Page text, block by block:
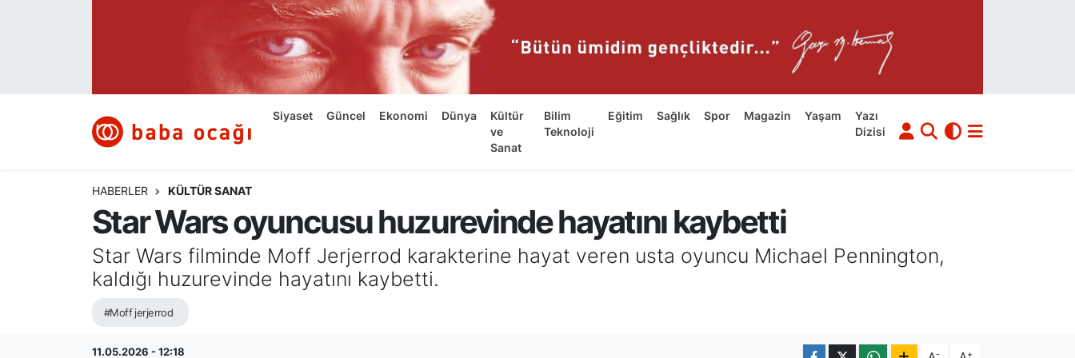
Siyaset Güncel Ekonomi Dünya
Kültür
ve
Sanat
Bilim
Teknoloji
Eğitim Sağlık Spor Magazin Yaşam
Yazı
Dizisi
HABERLER KÜLTÜR SANAT
Star Wars oyuncusu huzurevinde hayatını kaybetti
Star Wars filminde Moff Jerjerrod karakterine hayat veren usta oyuncu Michael Pennington,
kaldığı huzurevinde hayatını kaybetti.
#Moff jerjerrod
11.05.2026 - 12:18 - +
Ekonomi
Kültür ve Sanat
Bilim ve Teknoloji
Yazı Dizisi
Namaz Vakitleri
Trafik Durumu
Süper Lig Puan Durumu ve Fikstür
Tüm Manşetler
Son Dakika Haberleri
Haber Arşivi